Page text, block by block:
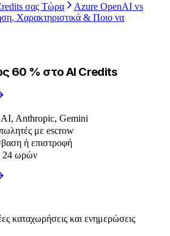
σας Τώρα
Azure OpenAI vs
Χαρακτηριστικά & Ποιο να
60 % στο AI Credits
Anthropic, Gemini
με escrow
ή επιστροφή
24 ωρών
καταχωρήσεις και ενημερώσεις